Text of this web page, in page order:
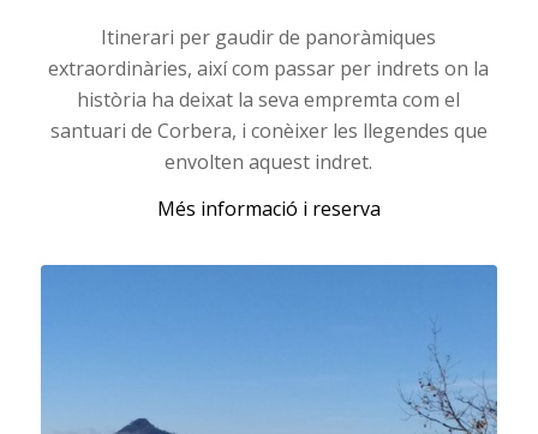
Itinerari per gaudir de panoràmiques
extraordinàries, així com passar per indrets on la
història ha deixat la seva empremta com el
santuari de Corbera, i conèixer les llegendes que
envolten aquest indret.
Més informació i reserva